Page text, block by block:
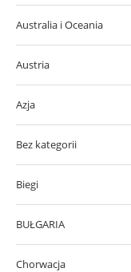
Australia i Oceania
Austria
Azja
Bez kategorii
Biegi
BUŁGARIA
Chorwacja